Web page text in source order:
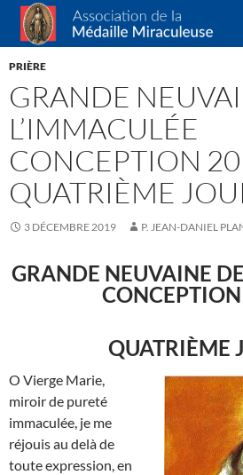
Association de la Médaille
Recherche
ALLER
PRIÈRE
GRANDE
L’IMMACULÉE
CONCEPTION
QUATRIÈME
3 DÉCEMBRE 2019 P. JEAN-DANIEL
GRANDE NEUVAINE
QUATRIÈME
O Vierge Marie,
miroir de pureté
immaculée, je me
réjouis au delà de
toute expression, en